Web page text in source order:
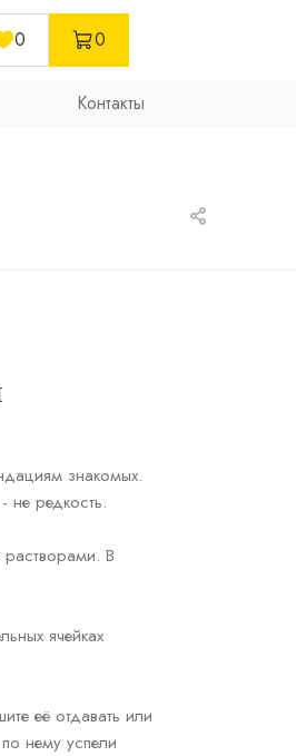
0 0
Контакты
знакомых.
не редкость.
В
ячейках
её отдавать или
нему успели